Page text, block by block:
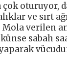
çok oturuyor,
ve sırt
verilen
sabah